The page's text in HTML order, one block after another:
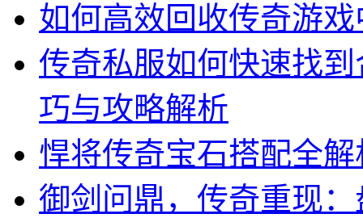
如何高效回收传奇游
传奇私服如何快速找
巧与攻略解析
悍将传奇宝石搭配全
御剑问鼎，传奇重现